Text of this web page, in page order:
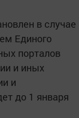
в случае
Единого
порталов
и иных
и
до 1 января